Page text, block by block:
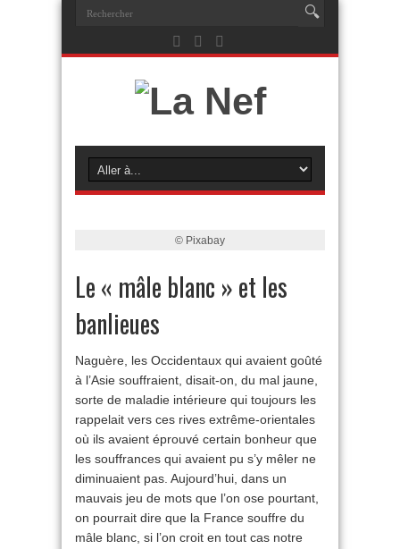
© Pixabay
Le « mâle blanc » et les
banlieues
Naguère, les Occidentaux qui avaient goûté
à l’Asie souffraient, disait-on, du mal jaune,
sorte de maladie intérieure qui toujours les
rappelait vers ces rives extrême-orientales
où ils avaient éprouvé certain bonheur que
les souffrances qui avaient pu s’y mêler ne
diminuaient pas. Aujourd’hui, dans un
mauvais jeu de mots que l’on ose pourtant,
on pourrait dire que la France souffre du
mâle blanc, si l’on croit en tout cas notre